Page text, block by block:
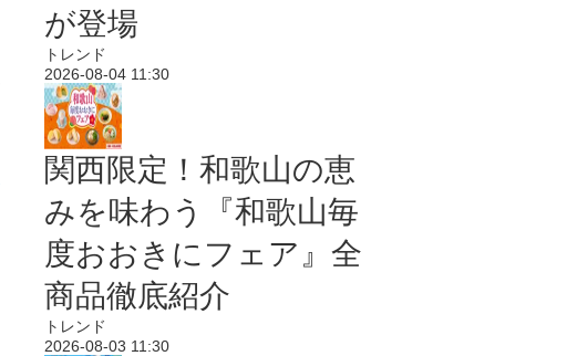
が登場
トレンド
2026-08-04 11:30
関西限定！和歌山の恵
みを味わう『和歌山毎
度おおきにフェア』全
商品徹底紹介
トレンド
2026-08-03 11:30